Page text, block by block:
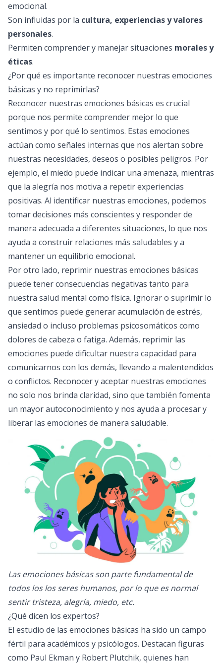
emocional.
Son influidas por la cultura, experiencias y valores
personales.
Permiten comprender y manejar situaciones morales y
éticas.
¿Por qué es importante reconocer nuestras emociones
básicas y no reprimirlas?
Reconocer nuestras emociones básicas es crucial
porque nos permite comprender mejor lo que
sentimos y por qué lo sentimos. Estas emociones
actúan como señales internas que nos alertan sobre
nuestras necesidades, deseos o posibles peligros. Por
ejemplo, el miedo puede indicar una amenaza, mientras
que la alegría nos motiva a repetir experiencias
positivas. Al identificar nuestras emociones, podemos
tomar decisiones más conscientes y responder de
manera adecuada a diferentes situaciones, lo que nos
ayuda a construir relaciones más saludables y a
mantener un equilibrio emocional.
Por otro lado, reprimir nuestras emociones básicas
puede tener consecuencias negativas tanto para
nuestra salud mental como física. Ignorar o suprimir lo
que sentimos puede generar acumulación de estrés,
ansiedad o incluso problemas psicosomáticos como
dolores de cabeza o fatiga. Además, reprimir las
emociones puede dificultar nuestra capacidad para
comunicarnos con los demás, llevando a malentendidos
o conflictos. Reconocer y aceptar nuestras emociones
no solo nos brinda claridad, sino que también fomenta
un mayor autoconocimiento y nos ayuda a procesar y
liberar las emociones de manera saludable.
Las emociones básicas son parte fundamental de
todos los los seres humanos, por lo que es normal
sentir tristeza, alegría, miedo, etc.
¿Qué dicen los expertos?
El estudio de las emociones básicas ha sido un campo
fértil para académicos y psicólogos. Destacan figuras
como Paul Ekman y Robert Plutchik, quienes han